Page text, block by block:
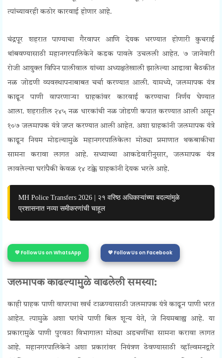
त्यांच्यावरही कठोर कारवाई होणार आहे.
चंद्रपूर शहरात पाण्याचा गैरवापर आणि देयक भरण्यात होणारी कुचराई
थांबवण्यासाठी महानगरपालिकेने कडक पावले उचलली आहेत. ७ जानेवारी
रोजी आयुक्त विपिन पालीवाल यांच्या अध्यक्षतेखाली झालेल्या आढावा बैठकीत
नळ जोडणी व्यवस्थापनाबाबत चर्चा करण्यात आली. यामध्ये, जलमापक यंत्र
काढून पाणी वापरणाऱ्या ग्राहकांवर कारवाई करण्याचा निर्णय घेण्यात
आला.शहरातील २४५ नळ धारकांची नळ जोडणी कपात करण्यात आली असून
१०७ जलमापक यंत्रे जप्त करण्यात आली आहेत. अशा ग्राहकांनी जलमापक यंत्रे
काढून नियम मोडल्यामुळे महानगरपालिकेला मोठ्या प्रमाणात थकबाकीचा
सामना करावा लागत आहे. सध्याच्या आकडेवारीनुसार, जलमापक यंत्र
लावलेल्या घरांपैकी केवळ १४ टक्के ग्राहकांनी देयक भरले आहे.
MH Police Transfers 2026 | २१ वरिष्ठ अधिकाऱ्यांच्या बदल्यांमुळे
प्रशासनात नव्या समीकरणांची चाहूल
💛 Follow Us on WhatsApp 💙 Follow Us on Facebook
जलमापक काढल्यामुळे वाढलेली समस्या:
काही ग्राहक पाणी वापराचा खर्च टाळण्यासाठी जलमापक यंत्रे काढून पाणी भरत
आहेत. त्यामुळे अशा घरांचे पाणी बिल शून्य येते, जे नियमबाह्य आहे. या
प्रकारामुळे पाणी पुरवठा विभागाला मोठ्या अडचणींचा सामना करावा लागत
आहे.महानगरपालिकेने अशा प्रकारांवर नियंत्रण ठेवण्यासाठी व्हॉल्वमनद्वारे